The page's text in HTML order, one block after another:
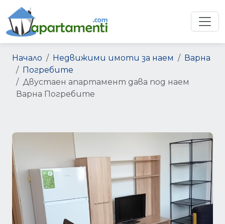
Начало Недвижими имоти за наем
Варна
Погребите
Двустаен апартамент дава под наем
Варна Погребите